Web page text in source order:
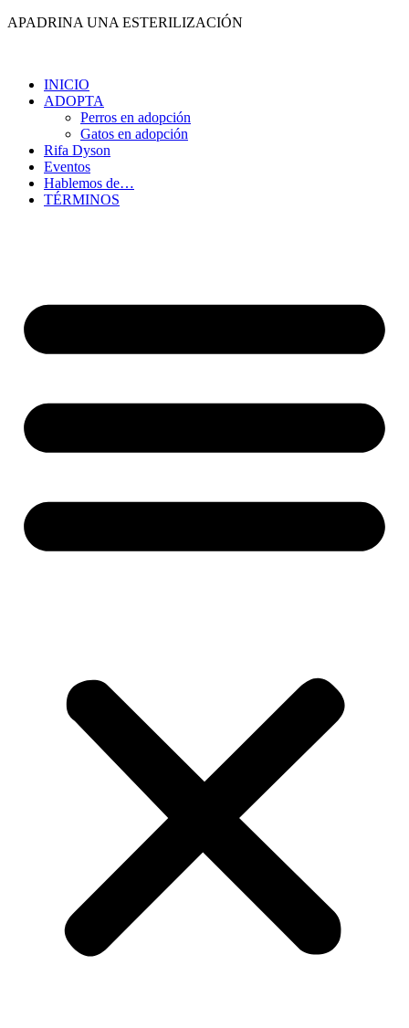
Ir
APADRINA UNA ESTERILIZACIÓN
INICIO
ADOPTA
Perros en adopción
Gatos en adopción
Rifa Dyson
Eventos
Hablemos de…
TÉRMINOS